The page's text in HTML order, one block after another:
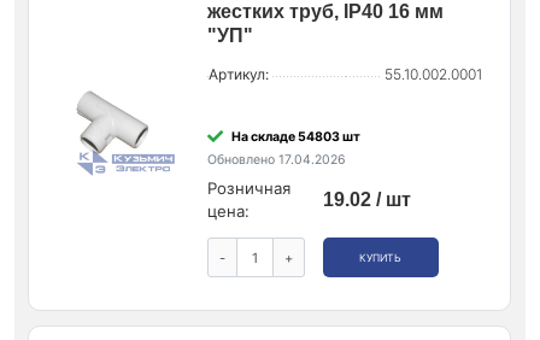
жестких труб, IP40 16 мм
"УП"
Артикул: 55.10.002.0001
На складе 54803 шт
Обновлено 17.04.2026
Розничная
цена:
19.02 / шт
- + КУПИТЬ